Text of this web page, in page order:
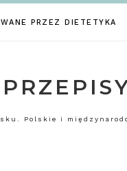
PRZEZ DIETETYKA
Polskie i